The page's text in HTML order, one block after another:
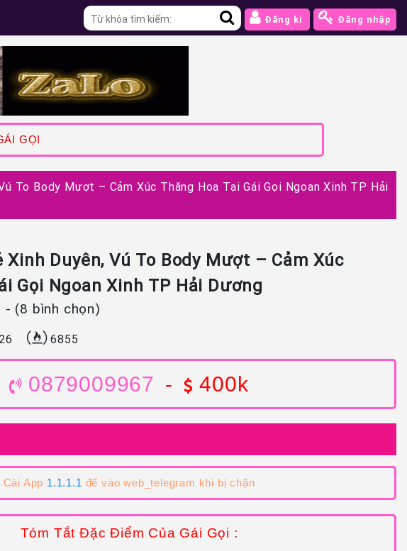
Đăng kí Đăng nhập
GỌI
To Body Mượt – Cảm Xúc Thăng Hoa Tại Gái Gọi Ngoan Xinh TP Hải
Xinh Duyên, Vú To Body Mượt – Cảm Xúc
Gọi Ngoan Xinh TP Hải Dương
- (8 bình chọn)
6855
0879009967 - 400k
Cài App 1.1.1.1 để vào web_telegram khi bị chặn
Tóm Tắt Đặc Điểm Của Gái Gọi :